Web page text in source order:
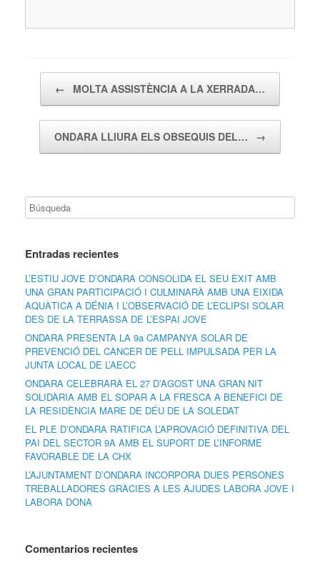
← MOLTA ASSISTÈNCIA A LA XERRADA…
ONDARA LLIURA ELS OBSEQUIS DEL… →
Entradas recientes
L’ESTIU JOVE D’ONDARA CONSOLIDA EL SEU ÈXIT AMB
UNA GRAN PARTICIPACIÓ I CULMINARÀ AMB UNA EIXIDA
AQUÀTICA A DÉNIA I L’OBSERVACIÓ DE L’ECLIPSI SOLAR
DES DE LA TERRASSA DE L’ESPAI JOVE
ONDARA PRESENTA LA 9a CAMPANYA SOLAR DE
PREVENCIÓ DEL CÀNCER DE PELL IMPULSADA PER LA
JUNTA LOCAL DE L’AECC
ONDARA CELEBRARÀ EL 27 D’AGOST UNA GRAN NIT
SOLIDÀRIA AMB EL SOPAR A LA FRESCA A BENEFICI DE
LA RESIDÈNCIA MARE DE DÉU DE LA SOLEDAT
EL PLE D’ONDARA RATIFICA L’APROVACIÓ DEFINITIVA DEL
PAI DEL SECTOR 9A AMB EL SUPORT DE L’INFORME
FAVORABLE DE LA CHX
L’AJUNTAMENT D’ONDARA INCORPORA DUES PERSONES
TREBALLADORES GRÀCIES A LES AJUDES LABORA JOVE I
LABORA DONA
Comentarios recientes